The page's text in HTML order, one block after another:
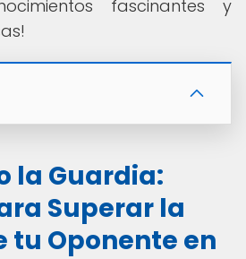
fascinantes y
la Guardia:
Superar la
tu Oponente en